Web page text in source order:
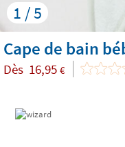
1 / 5
Cape de bain
Dès 16,95 €